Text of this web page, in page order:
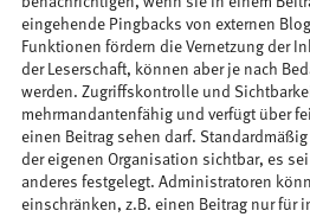
eingehende Pingbacks von externen
Funktionen fördern die Vernetzung der
der Leserschaft, können aber je nach
werden. Zugriffskontrolle und
mehrmandantenfähig und verfügt über
einen Beitrag sehen darf.
der eigenen Organisation sichtbar, es
anderes festgelegt. Administratoren
einschränken, z.B. einen Beitrag nur für